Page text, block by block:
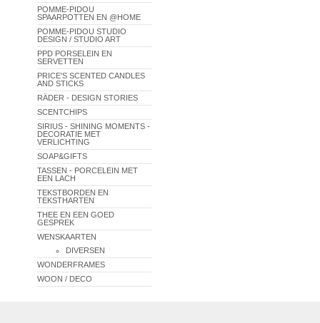
POMME-PIDOU
SPAARPOTTEN EN @HOME
POMME-PIDOU STUDIO
DESIGN / STUDIO ART
PPD PORSELEIN EN
SERVETTEN
PRICE'S SCENTED CANDLES
AND STICKS
RÄDER - DESIGN STORIES
SCENTCHIPS
SIRIUS - SHINING MOMENTS -
DECORATIE MET
VERLICHTING
SOAP&GIFTS
TASSEN - PORCELEIN MET
EEN LACH
TEKSTBORDEN EN
TEKSTHARTEN
THEE EN EEN GOED
GESPREK
WENSKAARTEN
DIVERSEN
WONDERFRAMES
WOON / DECO